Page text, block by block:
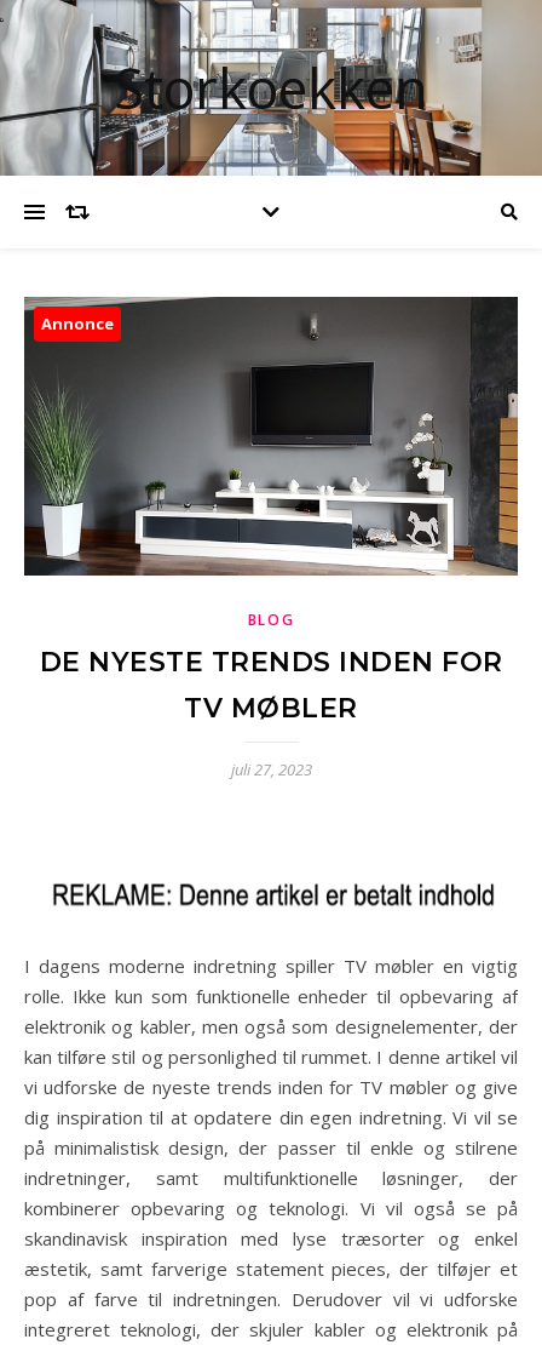
Storkoekken
Annonce
BLOG
DE NYESTE TRENDS INDEN FOR
TV MØBLER
juli 27, 2023
I dagens moderne indretning spiller TV møbler en vigtig
rolle. Ikke kun som funktionelle enheder til opbevaring af
elektronik og kabler, men også som designelementer, der
kan tilføre stil og personlighed til rummet. I denne artikel vil
vi udforske de nyeste trends inden for TV møbler og give
dig inspiration til at opdatere din egen indretning. Vi vil se
på minimalistisk design, der passer til enkle og stilrene
indretninger, samt multifunktionelle løsninger, der
kombinerer opbevaring og teknologi. Vi vil også se på
skandinavisk inspiration med lyse træsorter og enkel
æstetik, samt farverige statement pieces, der tilføjer et
pop af farve til indretningen. Derudover vil vi udforske
integreret teknologi, der skjuler kabler og elektronik på